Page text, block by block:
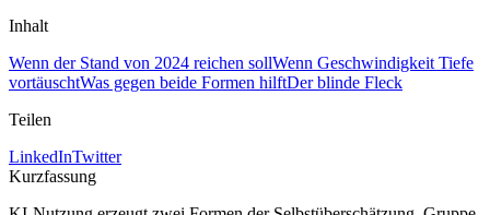
Inhalt
Wenn der Stand von 2024 reichen sollWenn Geschwindigkeit Tiefe
vortäuschtWas gegen beide Formen hilftDer blinde Fleck
Teilen
LinkedInTwitter
Kurzfassung